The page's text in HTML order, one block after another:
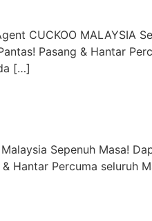
CUCKOO MALAYSIA
Pasang & Hantar
[…]
Sepenuh Masa!
Hantar Percuma seluruh